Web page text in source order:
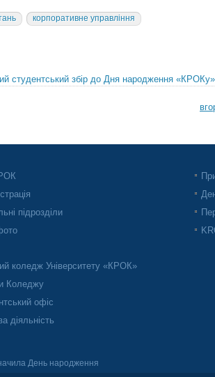
корпоративне управління
студентський збір до Дня народження
підрозділи
коледж Університету «КРОК»
Коледжу
офіс
діяльність
День народження